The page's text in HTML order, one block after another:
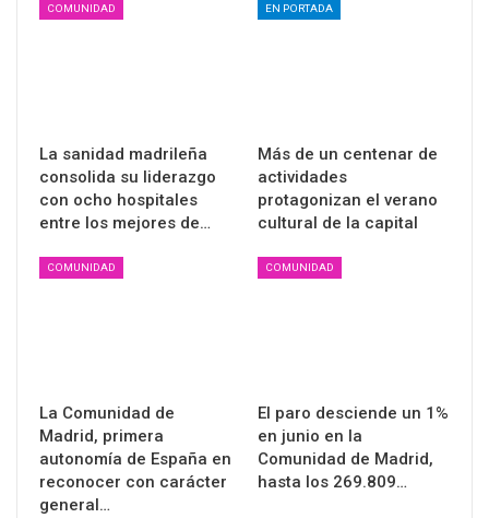
COMUNIDAD
La sanidad madrileña
consolida su liderazgo
con ocho hospitales
entre los mejores de…
EN PORTADA
Más de un centenar de
actividades
protagonizan el verano
cultural de la capital
COMUNIDAD
La Comunidad de
Madrid, primera
autonomía de España en
reconocer con carácter
general…
COMUNIDAD
El paro desciende un 1%
en junio en la
Comunidad de Madrid,
hasta los 269.809…